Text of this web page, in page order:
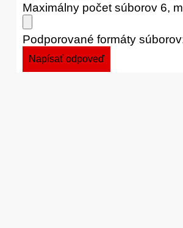
Maximálny počet súborov 6,
Podporované formáty